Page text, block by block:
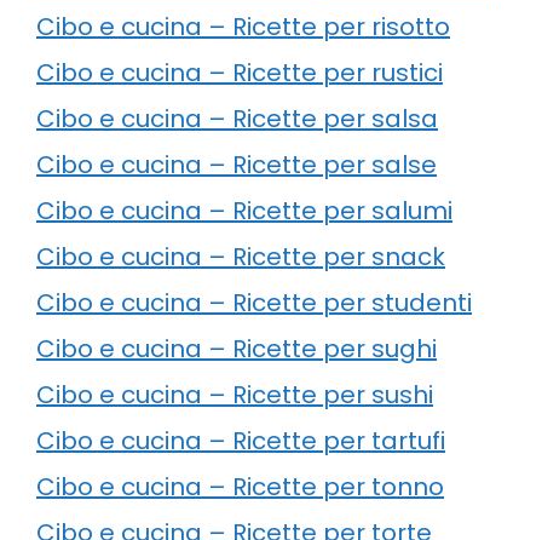
Cibo e cucina – Ricette per risotto
Cibo e cucina – Ricette per rustici
Cibo e cucina – Ricette per salsa
Cibo e cucina – Ricette per salse
Cibo e cucina – Ricette per salumi
Cibo e cucina – Ricette per snack
Cibo e cucina – Ricette per studenti
Cibo e cucina – Ricette per sughi
Cibo e cucina – Ricette per sushi
Cibo e cucina – Ricette per tartufi
Cibo e cucina – Ricette per tonno
Cibo e cucina – Ricette per torte